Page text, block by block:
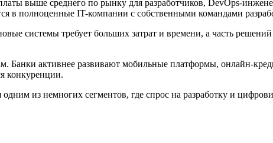
выше среднего по рынку для разработчиков, DevOps-
в полноценные IT-компании с собственными командами
системы требует больших затрат и времени, а часть
Банки активнее развивают мобильные платформы, онлайн-
конкуренции.
из немногих сегментов, где спрос на разработку и